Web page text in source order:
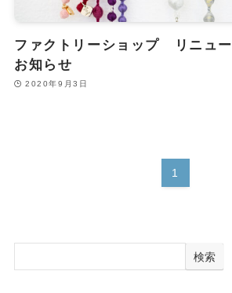
ファクトリーショップ リニュ
お知らせ
2020年9月3日
1
検索